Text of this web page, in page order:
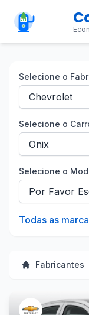
Selecione o
Selecione o
Selecione o
Todas as
Fabricantes